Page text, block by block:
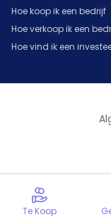
Te Koop
Hoe koop ik een bedrijf
Hoe verkoop ik een
Hoe vind ik een